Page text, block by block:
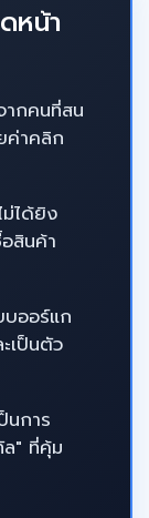
หน้า
กคนที่สน
ค่าคลิก
ได้ยิง
สินค้า
ออร์แก
เป็นตัว
นการ
" ที่คุ้ม